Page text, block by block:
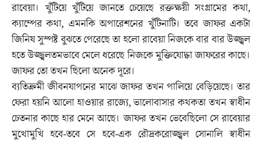
রাবেয়া। খুঁটিয়ে খুঁটিয়ে জানতে চেয়েছে রক্তক্ষয়ী সংগ্রামের কথা,
ক্যাম্পের কথা, এমনকি অপারেশনের খুঁটিনাটি। তবে জাফর একটা
জিনিষ সুস্পষ্ট বুঝতে পেরেছে তা হলো রাবেয়া নিজকে বার বার উজ্জ্বল
হতে উজ্জ্বলতমভাবে মেলে ধরেছে নিজকে মুক্তিযোদ্ধা জাফরের কাছে।
জাফর তো তখন ছিলো অনেক দূরে।
ব্যতিক্রমী জীবনযাপনের মাঝে জাফর তখন পালিয়ে বেড়িয়েছে। তার
ফেরা হয়নি আলো হাওয়ার রাজ্যে, ভালোবাসার কথকতা তখন স্বাধীন
চেতনার কাছে হার মেনে আছে। জাফর তখন ভেবেছিলো সে রাবেয়ার
মুখোমুখি হবে-তবে সে হবে-এক রৌদ্রকরোজ্জ্বল সোনালি স্বাধীন